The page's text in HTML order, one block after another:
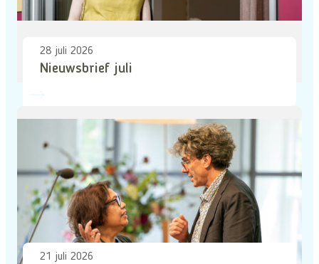
28 juli 2026
Nieuwsbrief juli
21 juli 2026